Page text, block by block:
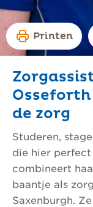
Printen
de zorg
Studeren,
die hier perfect
combineert
baantje als
Saxenburgh.